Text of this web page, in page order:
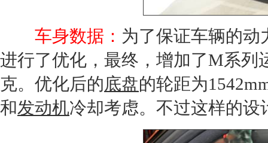
车身数据： 为了保证车辆的动
进行了优化，最终，增加了M系列
克。优化后的底盘的轮距为
和发动机冷却考虑。不过这样的